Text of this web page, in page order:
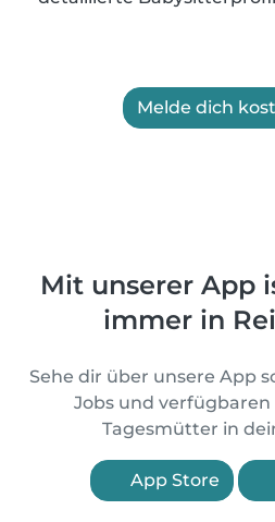
Melde dich
Mit unserer App
immer in
Sehe dir über unsere App
Jobs und
Tagesmütter in
App Store